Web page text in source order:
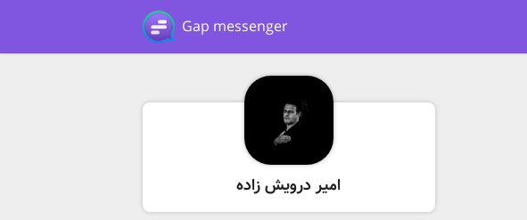
Gap messenger
امیر درویش زاده